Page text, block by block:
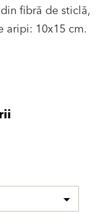
fibră de sticlă,
aripi: 10x15 cm.